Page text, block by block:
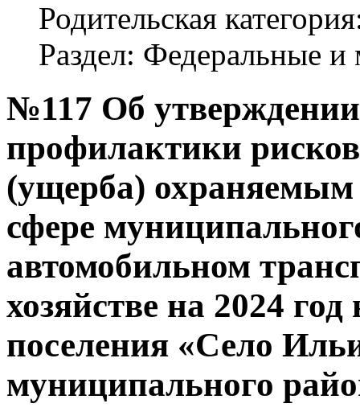
Родительская
Раздел: Федеральные
№117 Об
профилактики
(ущерба) охраняемым
сфере
автомобильном
хозяйстве на 2024
поселения «Село
муниципального